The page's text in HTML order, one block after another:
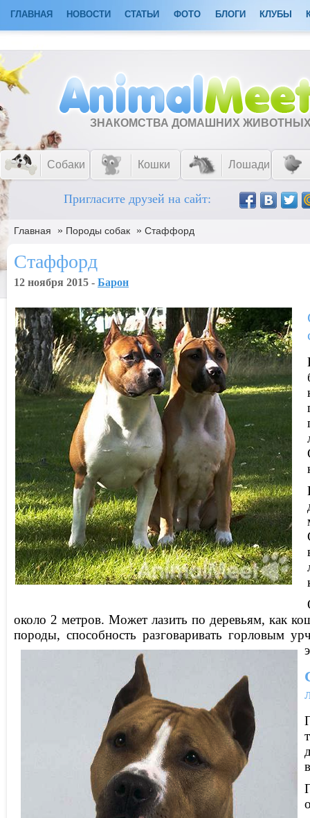
ГЛАВНАЯ НОВОСТИ СТАТЬИ ФОТО БЛОГИ КЛУБЫ
ЗНАКОМСТВА ДОМАШНИХ
Собаки Кошки Лошади
Пригласите друзей на сайт:
Главная » Породы собак » Стаффорд
Стаффорд
12 ноября 2015 - Барон
около 2 метров. Может лазить по деревьям, как
породы, способность разговаривать горловым